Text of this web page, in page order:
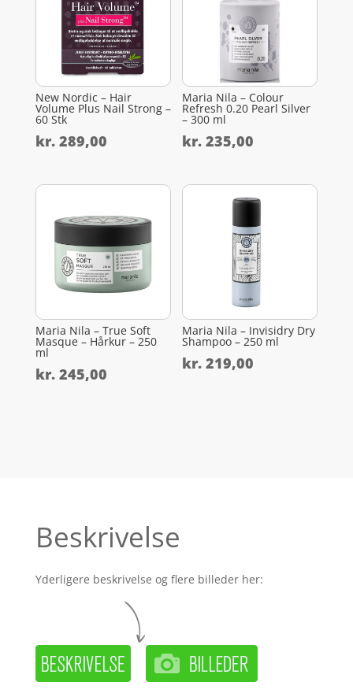
New Nordic – Hair
Volume Plus Nail Strong –
60 Stk
kr.289,00
Maria Nila – Colour
Refresh 0.20 Pearl Silver
– 300 ml
kr. 235,00
Maria Nila – True Soft
Masque – Hårkur – 250
ml
kr.245,00
Maria Nila – Invisidry Dry
Shampoo – 250 ml
kr. 219,00
Beskrivelse
Yderligere beskrivelse og flere billeder her: